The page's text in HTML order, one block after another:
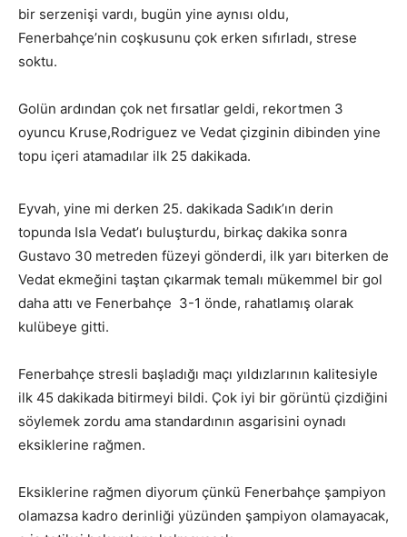
bir serzenişi vardı, bugün yine aynısı oldu,
Fenerbahçe’nin coşkusunu çok erken sıfırladı, strese
soktu.
Golün ardından çok net fırsatlar geldi, rekortmen 3
oyuncu Kruse,Rodriguez ve Vedat çizginin dibinden yine
topu içeri atamadılar ilk 25 dakikada.
Eyvah, yine mi derken 25. dakikada Sadık’ın derin
topunda Isla Vedat’ı buluşturdu, birkaç dakika sonra
Gustavo 30 metreden füzeyi gönderdi, ilk yarı biterken de
Vedat ekmeğini taştan çıkarmak temalı mükemmel bir gol
daha attı ve Fenerbahçe 3-1 önde, rahatlamış olarak
kulübeye gitti.
Fenerbahçe stresli başladığı maçı yıldızlarının kalitesiyle
ilk 45 dakikada bitirmeyi bildi. Çok iyi bir görüntü çizdiğini
söylemek zordu ama standardının asgarisini oynadı
eksiklerine rağmen.
Eksiklerine rağmen diyorum çünkü Fenerbahçe şampiyon
olamazsa kadro derinliği yüzünden şampiyon olamayacak,